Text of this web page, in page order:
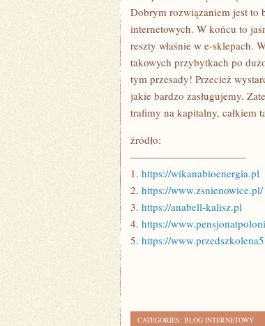
Dobrym rozwiązaniem jest to
internetowych. W końcu to
reszty właśnie w e-sklepach.
takowych przybytkach po
tym przesady! Przecież
jakie bardzo zasługujemy.
trafimy na kapitalny, całkiem
źródło:
———————————
1. https://wikanabioenergia.pl
2. https://www.zsnienowice.pl/
3. https://anabell-kalisz.pl
4. https://
5. https://
CATEGORIES: BLOG INTERNETOWY